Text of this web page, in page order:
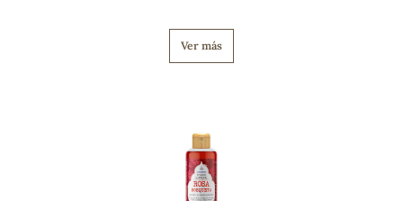
Ver más